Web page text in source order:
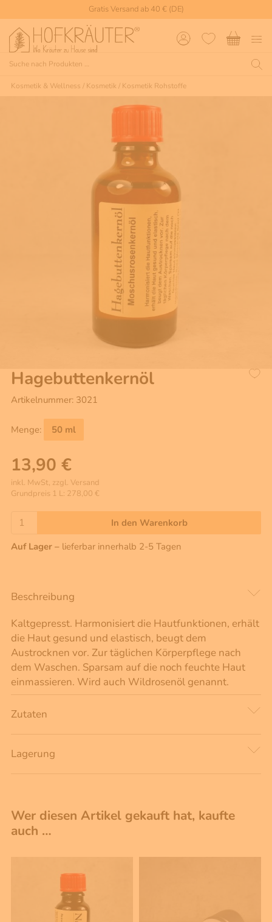
Gratis Versand ab 40 € (DE)
Kosmetik & Wellness / Kosmetik / Kosmetik Rohstoffe
Hagebuttenkernöl
Artikelnummer: 3021
Menge: 50 ml
13,90 €
inkl. MwSt, zzgl. Versand
Grundpreis 1 L: 278,00 €
In den Warenkorb
Auf Lager – lieferbar innerhalb 2-5 Tagen
Beschreibung
Kaltgepresst. Harmonisiert die Hautfunktionen, erhält
die Haut gesund und elastisch, beugt dem
Austrocknen vor. Zur täglichen Körperpflege nach
dem Waschen. Sparsam auf die noch feuchte Haut
einmassieren. Wird auch Wildrosenöl genannt.
Zutaten
Lagerung
Wer diesen Artikel gekauft hat, kaufte
auch …